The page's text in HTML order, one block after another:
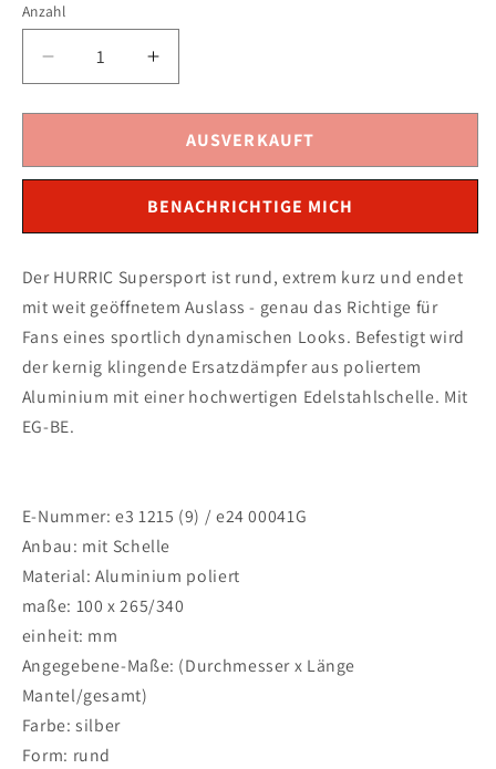
Anzahl
Verringere
die
Menge
HURRIC
Supersport
silber
für
Yamaha
MT-
03
2016-
2021
Erhöhe
die
Menge
HURRIC
Supersport
Auspuff
silber
für
Yamaha
MT-
03
2021
AUSVERKAUFT
BENACHRICHTIGE MICH
Der HURRIC Supersport ist rund, extrem kurz und endet
mit weit geöffnetem Auslass - genau das Richtige für
Fans eines sportlich dynamischen Looks. Befestigt wird
der kernig klingende Ersatzdämpfer aus poliertem
Aluminium mit einer hochwertigen Edelstahlschelle. Mit
EG-BE.
E-Nummer: e3 1215 (9) / e24 00041G
Anbau: mit Schelle
Material: Aluminium poliert
maße: 100 x 265/340
einheit: mm
Angegebene-Maße: (Durchmesser x Länge
Mantel/gesamt)
Farbe: silber
Form: rund